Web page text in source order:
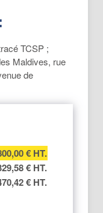
TCSP ;
Maldives, rue
de
€ HT.
€ HT.
€ HT.